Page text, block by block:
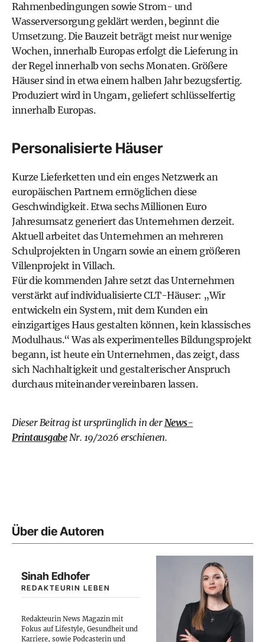
Rahmenbedingungen sowie Strom- und
Wasserversorgung geklärt werden, beginnt die
Umsetzung. Die Bauzeit beträgt meist nur wenige
Wochen, innerhalb Europas erfolgt die Lieferung in
der Regel innerhalb von sechs Monaten. Größere
Häuser sind in etwa einem halben Jahr bezugsfertig.
Produziert wird in Ungarn, geliefert schlüsselfertig
innerhalb Europas.
Personalisierte Häuser
Kurze Lieferketten und ein enges Netzwerk an
europäischen Partnern ermöglichen diese
Geschwindigkeit. Etwa sechs Millionen Euro
Jahresumsatz generiert das Unternehmen derzeit.
Aktuell arbeitet das Unternehmen an mehreren
Schulprojekten in Ungarn sowie an einem größeren
Villenprojekt in Villach.
Für die kommenden Jahre setzt das Unternehmen
verstärkt auf individualisierte CLT-Häuser: „Wir
entwickeln ein System, mit dem Kunden ein
einzigartiges Haus gestalten können, kein klassisches
Modulhaus.“ Was als experimentelles Bildungsprojekt
begann, ist heute ein Unternehmen, das zeigt, dass
sich Nachhaltigkeit und gestalterischer Anspruch
durchaus miteinander vereinbaren lassen.
Dieser Beitrag ist ursprünglich in derNews-
PrintausgabeNr. 19/2026 erschienen.
Über die Autoren
Sinah Edhofer
REDAKTEURIN LEBEN
Redakteurin News Magazin mit
Fokus auf Lifestyle, Gesundheit und
Karriere, sowie Podcasterin und